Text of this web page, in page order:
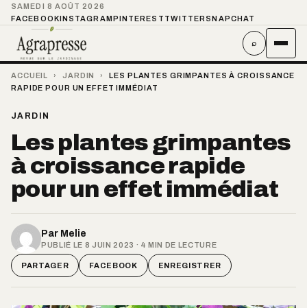
SAMEDI 8 AOÛT 2026
FACEBOOKINSTAGRAMPINTEREST TWITTER SNAPCHAT
⌕
ACCUEIL › JARDIN ›
LES PLANTES GRIMPANTES À CROISSANCE
RAPIDE POUR UN EFFET IMMÉDIAT
JARDIN
Les plantes grimpantes
à croissance rapide
pour un effet immédiat
Par Melie
PUBLIÉ LE 8 JUIN 2023 · 4 MIN DE LECTURE
PARTAGER FACEBOOK ENREGISTRER